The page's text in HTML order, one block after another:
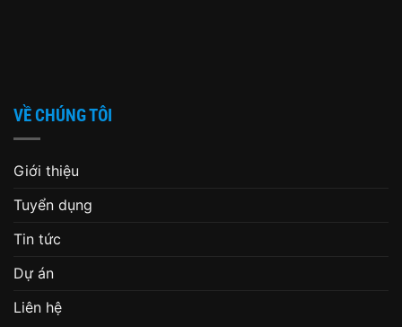
VỀ CHÚNG TÔI
Giới thiệu
Tuyển dụng
Tin tức
Dự án
Liên hệ